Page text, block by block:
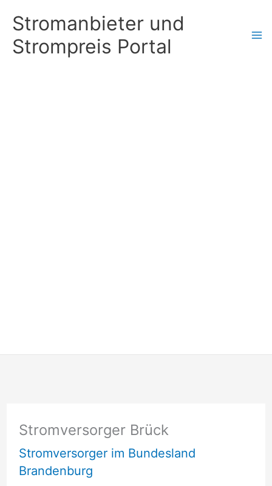
Inhalt
springen
Stromanbieter und
Strompreis Portal
Stromversorger Brück
Stromversorger im Bundesland
Brandenburg